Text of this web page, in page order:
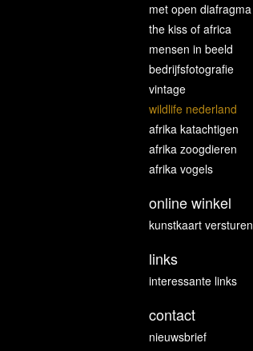
met open diafragma
the kiss of africa
mensen in beeld
bedrijfsfotografie
vintage
wildlife nederland
afrika katachtigen
afrika zoogdieren
afrika vogels
online winkel
kunstkaart versturen
links
interessante links
contact
nieuwsbrief